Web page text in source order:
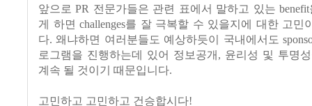
앞으로 PR 전문가들은 관련 표에서 말하고 있는 benefit
게 하면 challenges를 잘 극복할 수 있을지에 대한 고민
다.왜냐하면 여러분들도 예상하듯이 국내에서도
로그램을 진행하는데 있어 정보공개, 윤리성 및 투명
계속 될 것이기 때문입니다.
고민하고 고민하고 건승합시다!